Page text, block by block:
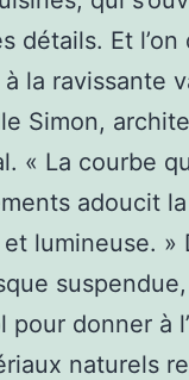
détails. Et
la ravissante
Simon,
« La courbe
adoucit
lumineuse. »
donner à
naturels